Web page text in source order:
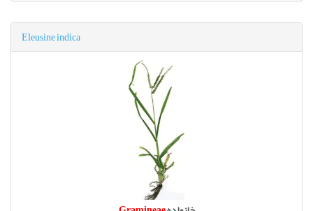
Eleusine indica